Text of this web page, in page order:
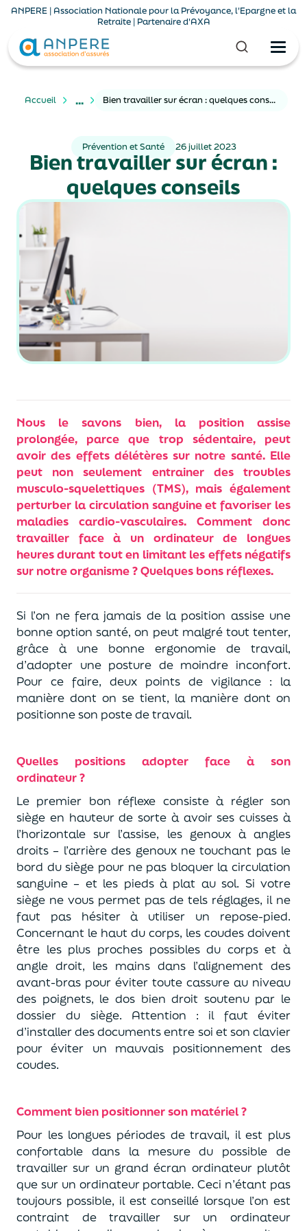
ANPERE | Association Nationale pour la Prévoyance, l'Epargne et la
Retraite | Partenaire d'AXA
Accueil ... Bien travailler sur écran : quelques conseils
Prévention et Santé 26 juillet 2023
Bien travailler sur écran :
quelques conseils
Nous le savons bien, la position assise
prolongée, parce que trop sédentaire, peut
avoir des effets délétères sur notre santé. Elle
peut non seulement entrainer des troubles
musculo-squelettiques (TMS), mais également
perturber la circulation sanguine et favoriser les
maladies cardio-vasculaires. Comment donc
travailler face à un ordinateur de longues
heures durant tout en limitant les effets négatifs
sur notre organisme ? Quelques bons réflexes.
Si l’on ne fera jamais de la position assise une
bonne option santé, on peut malgré tout tenter,
grâce à une bonne ergonomie de travail,
d’adopter une posture de moindre inconfort.
Pour ce faire, deux points de vigilance : la
manière dont on se tient, la manière dont on
positionne son poste de travail.
Quelles positions adopter face à son
ordinateur ?
Le premier bon réflexe consiste à régler son
siège en hauteur de sorte à avoir ses cuisses à
l’horizontale sur l’assise, les genoux à angles
droits – l’arrière des genoux ne touchant pas le
bord du siège pour ne pas bloquer la circulation
sanguine – et les pieds à plat au sol. Si votre
siège ne vous permet pas de tels réglages, il ne
faut pas hésiter à utiliser un repose-pied.
Concernant le haut du corps, les coudes doivent
être les plus proches possibles du corps et à
angle droit, les mains dans l’alignement des
avant-bras pour éviter toute cassure au niveau
des poignets, le dos bien droit soutenu par le
dossier du siège. Attention : il faut éviter
d’installer des documents entre soi et son clavier
pour éviter un mauvais positionnement des
coudes.
Comment bien positionner son matériel ?
Pour les longues périodes de travail, il est plus
confortable dans la mesure du possible de
travailler sur un grand écran ordinateur plutôt
que sur un ordinateur portable. Ceci n’étant pas
toujours possible, il est conseillé lorsque l’on est
contraint de travailler sur un ordinateur